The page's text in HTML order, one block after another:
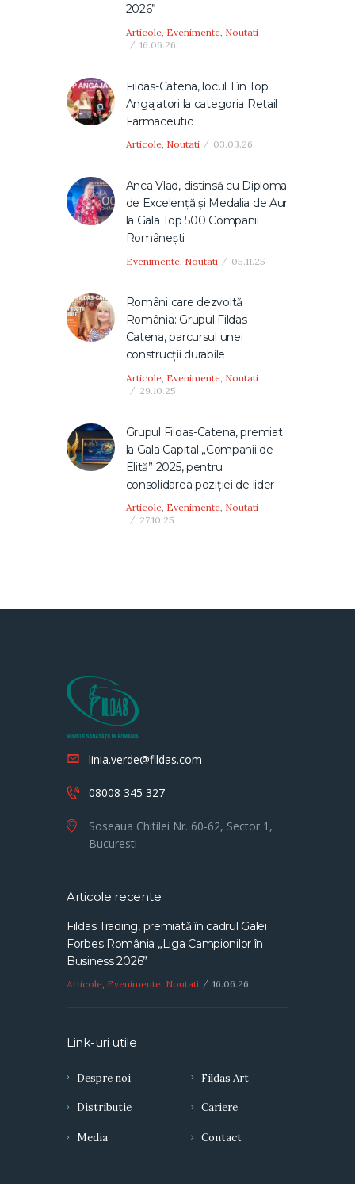
2026”
Articole, Evenimente, Noutati
16.06.26
Fildas-Catena, locul 1 în Top
Angajatori la categoria Retail
Farmaceutic
Articole, Noutati 03.03.26
Anca Vlad, distinsă cu Diploma
de Excelență și Medalia de Aur
la Gala Top 500 Companii
Românești
Evenimente, Noutati 05.11.25
Români care dezvoltă
România: Grupul Fildas-
Catena, parcursul unei
construcţii durabile
Articole, Evenimente, Noutati
29.10.25
Grupul Fildas-Catena, premiat
la Gala Capital „Companii de
Elită” 2025, pentru
consolidarea poziției de lider
Articole, Evenimente, Noutati
27.10.25
linia.verde@fildas.com
08008 345 327
Soseaua Chitilei Nr. 60-62, Sector 1,
Bucuresti
Articole recente
Fildas Trading, premiată în cadrul Galei
Forbes România „Liga Campionilor în
Business 2026”
Articole, Evenimente, Noutati 16.06.26
Link-uri utile
Despre noi
Distributie
Media
Fildas Art
Cariere
Contact